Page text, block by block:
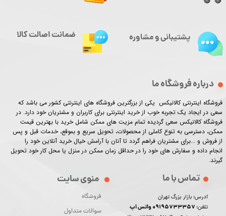
درباره فروشگاه ما
فروشگاه اینترنتی کالانیکس یکی از بزرگترین فروشگاه های اینترنتی کشور می باشد که
سعی در ایجاد یک تجربه خوب از خرید اینترنتی برای کاربران و مشتریان خود دارد. در
فروشگاه کالانیکس سعی گردیده تمام مزیت های ممکن شامل خرید با بهترین قیمت
ممکن، دسترسی به تنوع کاملی از محصولات، تحویل سریع و بموقع، خدمات قبل و پس
از فروش و ...برای مشتریان فراهم گردد تا آنان با آرامش خیال خرید آنلاین خود را
انجام داده و سفارش های خود را در حداقل زمان ممکن در منزل یا محل کار خود تحویل
گیرند.​​​​​​​
منوی سایت
فروشگاه
سوالات متداول
تماس با ما
آدرس: بازار بزرگ تهران
تلفن:
پشتیبانی و مشاوره ضمانت اصالت کالا